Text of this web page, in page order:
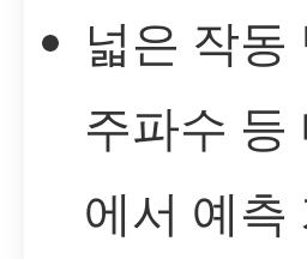
넓은 작
주파수 등
에서 예측